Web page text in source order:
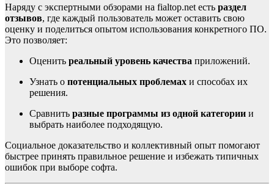
Наряду с экспертными обзорами на fialtop.net есть раздел
отзывов, где каждый пользователь может оставить свою
оценку и поделиться опытом использования конкретного ПО.
Это позволяет:
Оценить реальный уровень качества приложений.
Узнать о потенциальных проблемах и способах их
решения.
Сравнить разные программы из одной категории и
выбрать наиболее подходящую.
Социальное доказательство и коллективный опыт помогают
быстрее принять правильное решение и избежать типичных
ошибок при выборе софта.